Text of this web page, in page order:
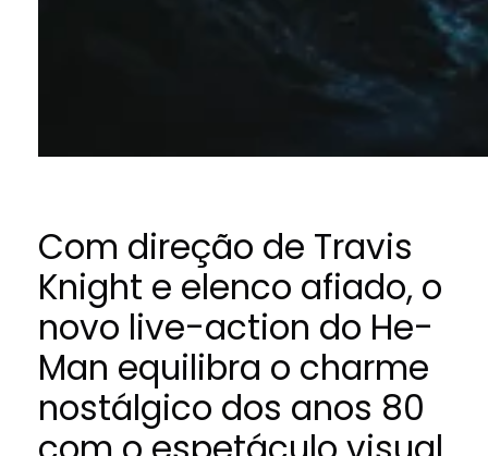
Com direção de Travis
Knight e elenco afiado, o
novo live-action do He-
Man equilibra o charme
nostálgico dos anos 80